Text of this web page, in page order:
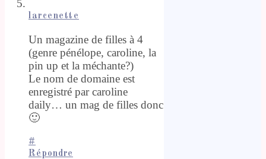
larcenette
Un magazine de filles à 4
(genre pénélope, caroline, la
pin up et la méchante?)
Le nom de domaine est
enregistré par caroline
daily… un mag de filles donc
🙂
#
Répondre